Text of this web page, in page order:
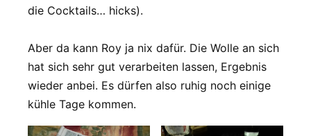
die Cocktails… hicks).
Aber da kann Roy ja nix dafür. Die Wolle an sich
hat sich sehr gut verarbeiten lassen, Ergebnis
wieder anbei. Es dürfen also ruhig noch einige
kühle Tage kommen.